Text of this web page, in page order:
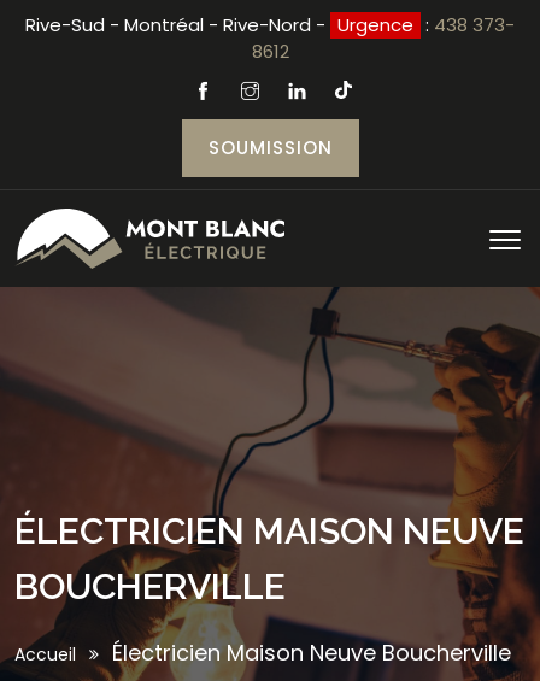
Rive-Sud - Montréal - Rive-Nord - Urgence : 438 373-
8612
SOUMISSION
ÉLECTRICIEN MAISON NEUVE
BOUCHERVILLE
Accueil Électricien Maison Neuve Boucherville